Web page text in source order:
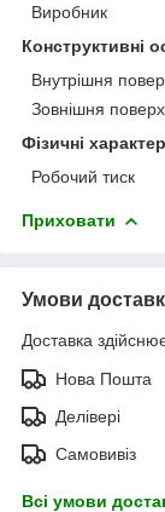
Виробник
Конструктивні
Внутрішня
Зовнішня
Фізичні
Робочий тиск
Приховати
Умови
Доставка
Нова Пошта
Делівері
Самовивіз
Всі умови